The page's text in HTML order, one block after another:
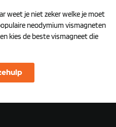
weet je niet zeker welke je moet
neodymium vismagneten
kies de beste vismagneet die